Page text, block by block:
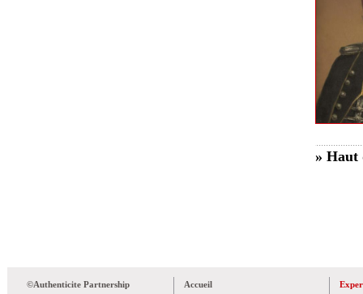
» Haut
©Authenticite Partnership
Accueil